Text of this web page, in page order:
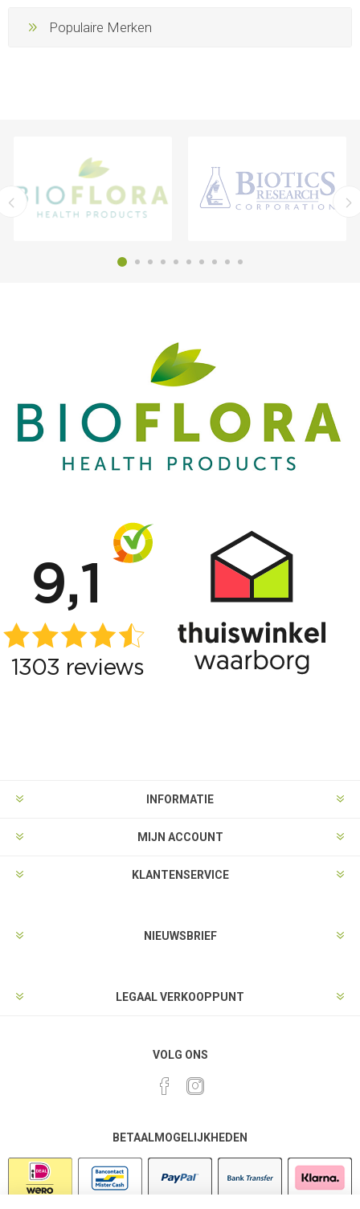
Populaire Merken
INFORMATIE
MIJN ACCOUNT
KLANTENSERVICE
NIEUWSBRIEF
LEGAAL VERKOOPPUNT
VOLG ONS
BETAALMOGELIJKHEDEN